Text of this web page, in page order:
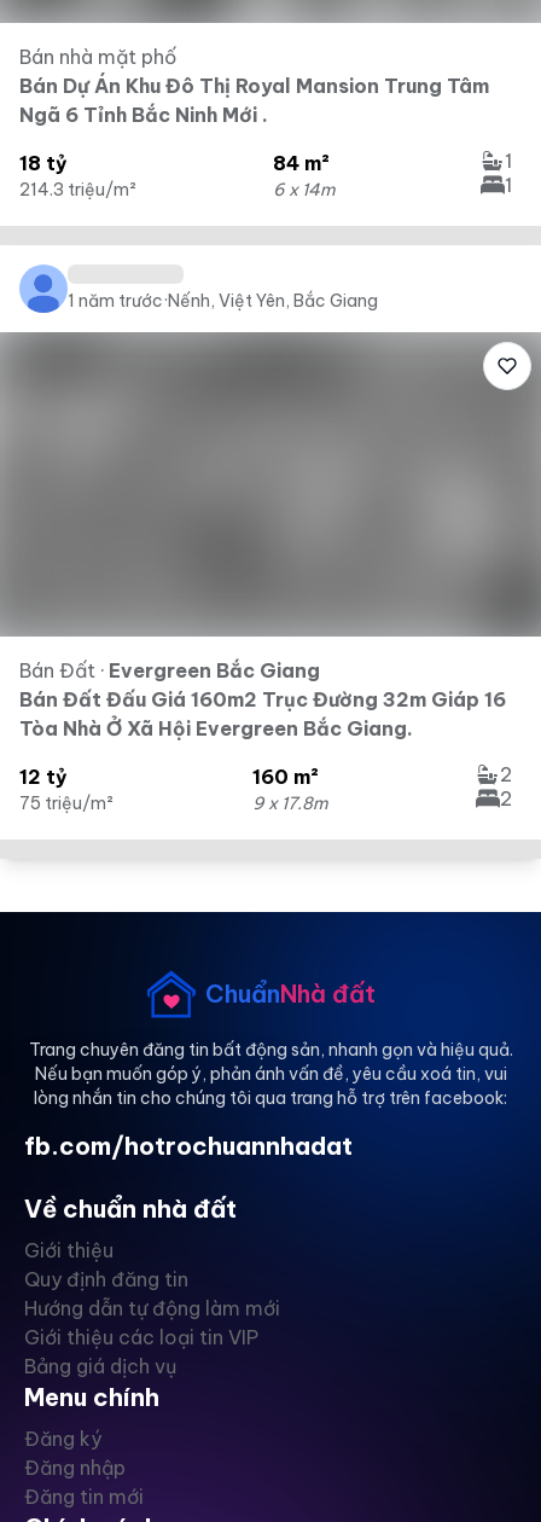
Bán nhà mặt phố
Bán Dự Án Khu Đô Thị Royal Mansion Trung Tâm
Ngã 6 Tỉnh Bắc Ninh Mới .
18 tỷ
214.3 triệu/m²
84 m²
6 x 14m
1
1
1 năm trước·Nếnh, Việt Yên, Bắc Giang
Bán Đất · Evergreen Bắc Giang
Bán Đất Đấu Giá 160m2 Trục Đường 32m Giáp 16
Tòa Nhà Ở Xã Hội Evergreen Bắc Giang.
12 tỷ
75 triệu/m²
160 m²
9 x 17.8m
2
2
ChuẩnNhà đất
Trang chuyên đăng tin bất động sản, nhanh gọn và hiệu quả.
Nếu bạn muốn góp ý, phản ánh vấn đề, yêu cầu xoá tin, vui
lòng nhắn tin cho chúng tôi qua trang hỗ trợ trên facebook:
fb.com/hotrochuannhadat
Về chuẩn nhà đất
Giới thiệu
Quy định đăng tin
Hướng dẫn tự động làm mới
Giới thiệu các loại tin VIP
Bảng giá dịch vụ
Menu chính
Đăng ký
Đăng nhập
Đăng tin mới